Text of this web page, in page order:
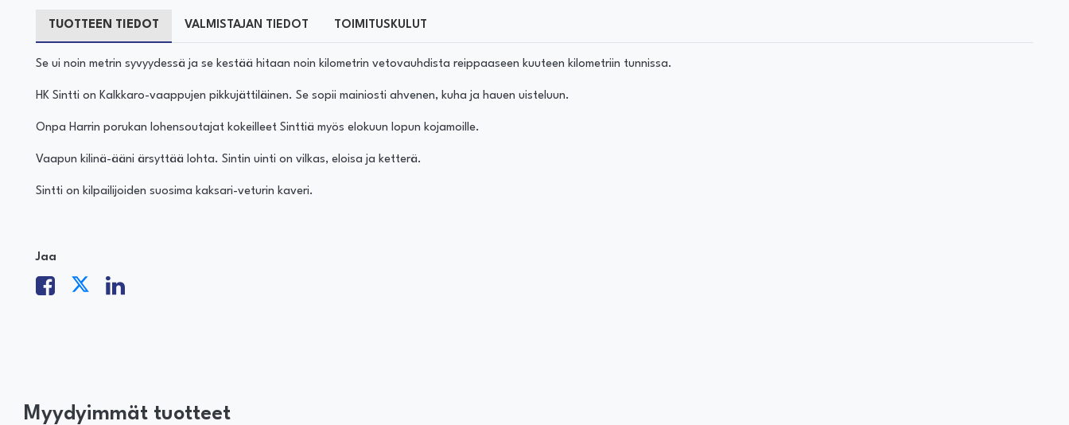
TUOTTEEN TIEDOT VALMISTAJAN TIEDOT TOIMITUSKULUT
Se ui noin metrin syvyydessä ja se kestää hitaan noin kilometrin vetovauhdista reippaaseen kuuteen kilometriin tunnissa.
HK Sintti on Kalkkaro-vaappujen pikkujättiläinen. Se sopii mainiosti ahvenen, kuha ja hauen uisteluun.
Onpa Harrin porukan lohensoutajat kokeilleet Sinttiä myös elokuun lopun kojamoille.
Vaapun kilinä-ääni ärsyttää lohta. Sintin uinti on vilkas, eloisa ja ketterä.
Sintti on kilpailijoiden suosima kaksari-veturin kaveri.
Jaa
Myydyimmät tuotteet